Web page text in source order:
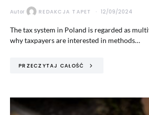
Autor REDAKCJA TAPET 12/09/2024
The tax system in Poland is regarded as
why taxpayers are interested in methods…
PRZECZYTAJ CAŁOŚĆ